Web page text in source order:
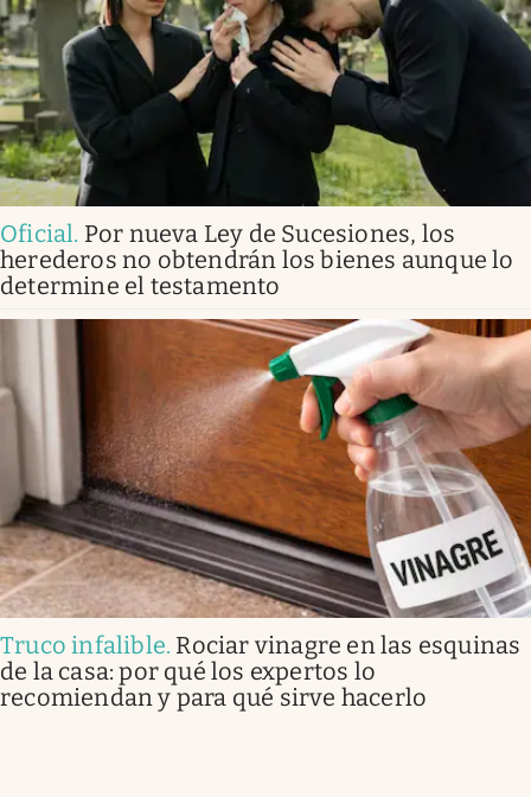
Oficial. Por nueva Ley de Sucesiones, los
herederos no obtendrán los bienes aunque lo
determine el testamento
Truco infalible. Rociar vinagre en las esquinas
de la casa: por qué los expertos lo
recomiendan y para qué sirve hacerlo